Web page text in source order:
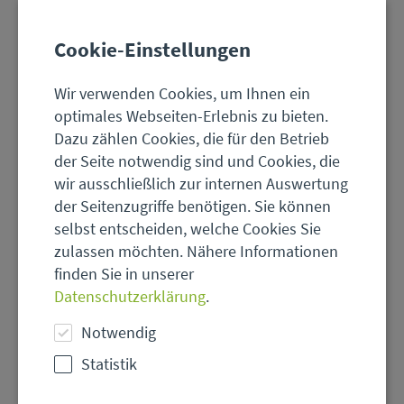
Beruflicher
Naturschutz
Cookie-Einstellungen
Wir verwenden Cookies, um Ihnen ein
optimales Webseiten-Erlebnis zu bieten.
Dazu zählen Cookies, die für den Betrieb
der Seite notwendig sind und Cookies, die
wir ausschließlich zur internen Auswertung
der Seitenzugriffe benötigen. Sie können
selbst entscheiden, welche Cookies Sie
zulassen möchten. Nähere Informationen
finden Sie in unserer
Datenschutzerklärung.
Notwendig
Statistik